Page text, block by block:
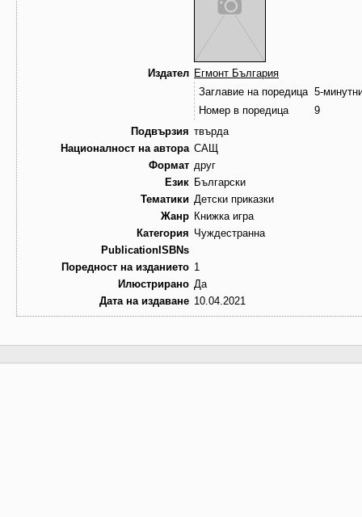
Издател Егмонт България
Заглавие на поредица 5-
Номер в поредица
9
Подвързия твърда
Националност на автора САЩ
Формат друг
Език Български
Тематики Детски приказки
Жанр Книжка игра
Категория Чуждестранна
PublicationISBNs
Поредност на изданието 1
Илюстрирано Да
Дата на издаване 10.04.2021